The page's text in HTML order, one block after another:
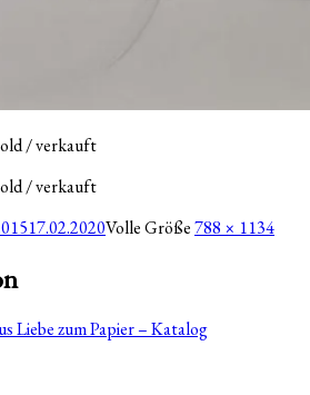
/ verkauft
/ verkauft
17.02.2020Volle Größe788 × 1134
Liebe zum Papier – Katalog